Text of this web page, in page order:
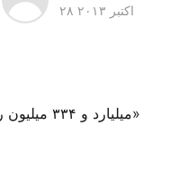
۲۸ اکتبر ۲۰۱۳